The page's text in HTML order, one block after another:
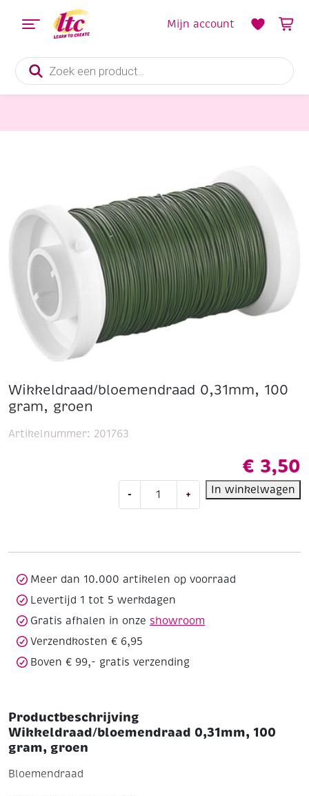
Producten
zoeken
Mijn account
Wikkeldraad/bloemendraad 0,31mm, 100
gram, groen
€ 3,50
-
Wikkeldraad/bloemendraad
0,31mm,
+ In winkelwagen
Artikelnummer: 201763
Meer dan 10.000 artikelen op voorraad
Levertijd 1 tot 5 werkdagen
Gratis afhalen in onze showroom
Verzendkosten € 6,95
Boven € 99,- gratis verzending
Productbeschrijving
Wikkeldraad/bloemendraad 0,31mm, 100
gram, groen
Bloemendraad